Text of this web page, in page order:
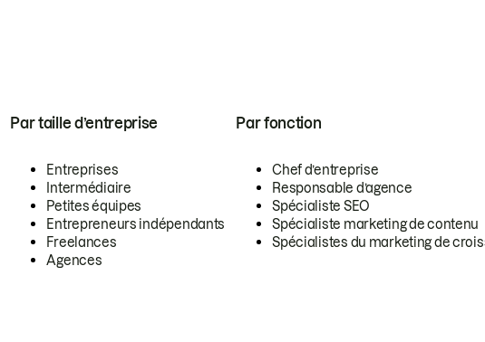
Par taille d’entreprise
Entreprises
Intermédiaire
Petites équipes
Entrepreneurs indépendants
Freelances
Agences
Par fonction
Chef d’entreprise
Responsable d’agence
Spécialiste SEO
Spécialiste marketing de contenu
Spécialistes du marketing de